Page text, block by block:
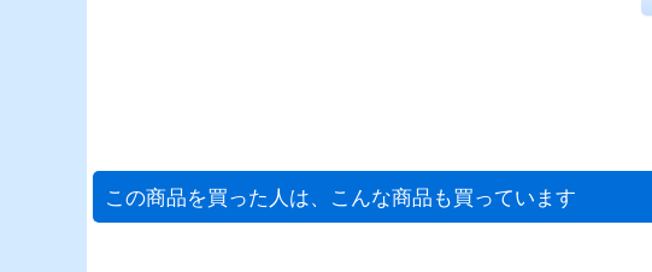
この商品を買った人は、こんな商品も買っています